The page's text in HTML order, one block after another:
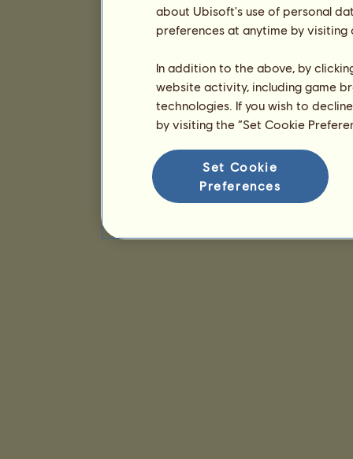
about Ubisoft's use of personal
preferences at anytime by
In addition to the above, by
website activity, including game
technologies. If you wish to
by visiting the “Set Cookie
Set Cookie
Preferences